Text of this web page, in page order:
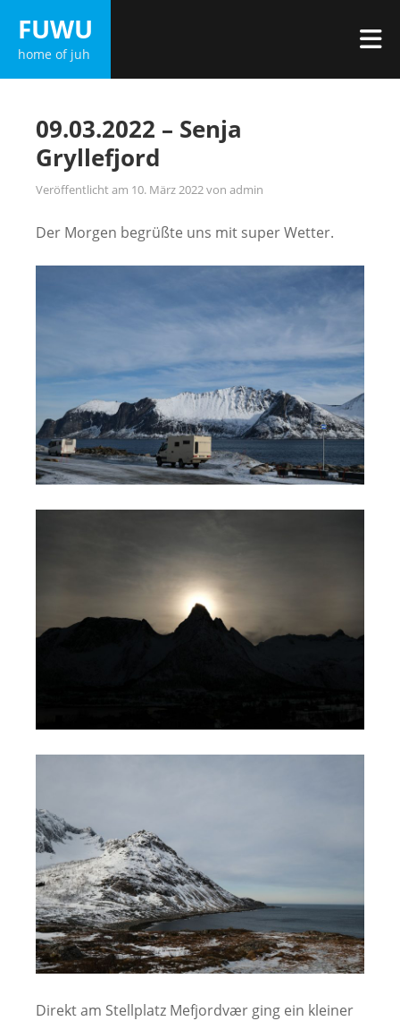
Inhalt
springen
FUWU
home of juh
09.03.2022 – Senja
Gryllefjord
Veröffentlicht am 10. März 2022von admin
Der Morgen begrüßte uns mit super Wetter.
Direkt am Stellplatz Mefjordvær ging ein kleiner